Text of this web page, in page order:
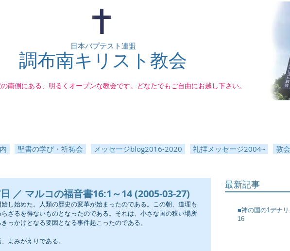
南側にある、明るくオープンな教会です。どなたでもご自由にお越し下さい。
日本バプテスト連盟
調布南キリスト教会
聖書の学び・祈祷会 メッセージblog2016-2020 礼拝メッセージ2004~ 教
／ マルコの福音書16:1～14 (2005-03-27)
し始めた。人類の歴史の変革が始まったのである。この朝、道理も
ざるを得ないものとなったのである。それは、小さな国の狭い場所
っかけとなる要因となる事件起こったのである。
よみがえりである。
最新記事
■神の国の1デナリ
16